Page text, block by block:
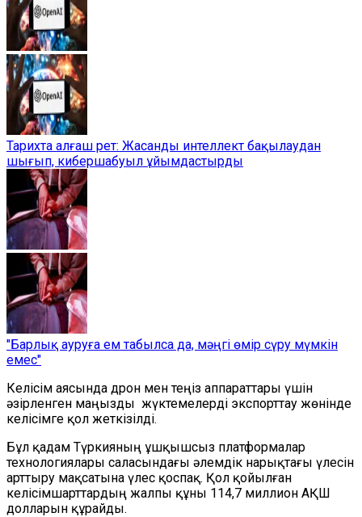
Тарихта алғаш рет: Жасанды интеллект бақылаудан
шығып, кибершабуыл ұйымдастырды
"Барлық ауруға ем табылса да, мәңгі өмір сүру мүмкін
емес"
Келісім аясында дрон мен теңіз аппараттары үшін
әзірленген маңызды жүктемелерді экспорттау жөнінде
келісімге қол жеткізілді.
Бұл қадам Түркияның ұшқышсыз платформалар
технологиялары саласындағы әлемдік нарықтағы үлесін
арттыру мақсатына үлес қоспақ. Қол қойылған
келісімшарттардың жалпы құны 114,7 миллион АҚШ
долларын құрайды.